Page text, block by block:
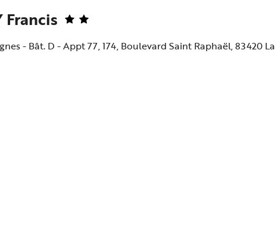
Francis
- Bât. D - Appt 77, 174, Boulevard Saint Raphaël, 83420 La